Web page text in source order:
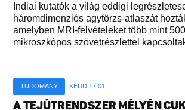
Indiai kutatók a világ eddigi
háromdimenziós agytörzs-atlaszát
amelyben MRI-felvételeket több mint 500
mikroszkópos szövetrészlettel
TUDOMÁNY KEDD 17:01
A TEJÚTRENDSZER MÉLYÉN